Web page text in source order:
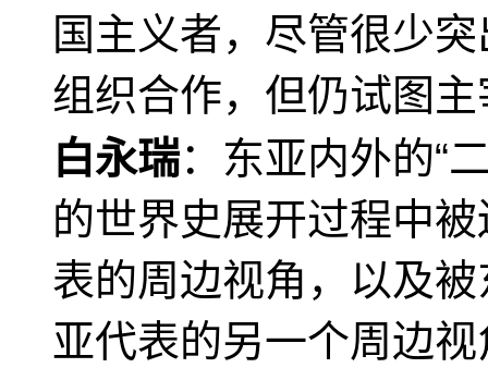
国主义者，尽管很少
组织合作，但仍试图
白永瑞：东亚内外的“
的世界史展开过程中
表的周边视角，以及
亚代表的另一个周边视